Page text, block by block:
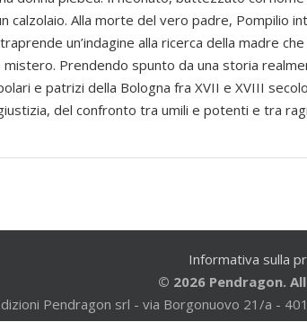
calzolaio. Alla morte del vero padre, Pompilio
un’indagine alla ricerca della madre
Prendendo spunto da una storia
e patrizi della Bologna fra XVII e XVIII
del confronto tra umili e potenti e tra
Informativa sulla
© 2026 Pendragon.
Pendragon srl - via Borgonuovo 21/a -